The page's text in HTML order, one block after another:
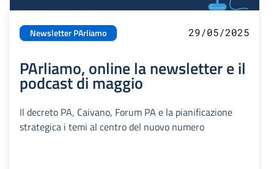
Newsletter PArliamo 29/05/2025
PArliamo, online la newsletter e il
podcast di maggio
Il decreto PA, Caivano, Forum PA e la pianificazione
strategica i temi al centro del nuovo numero